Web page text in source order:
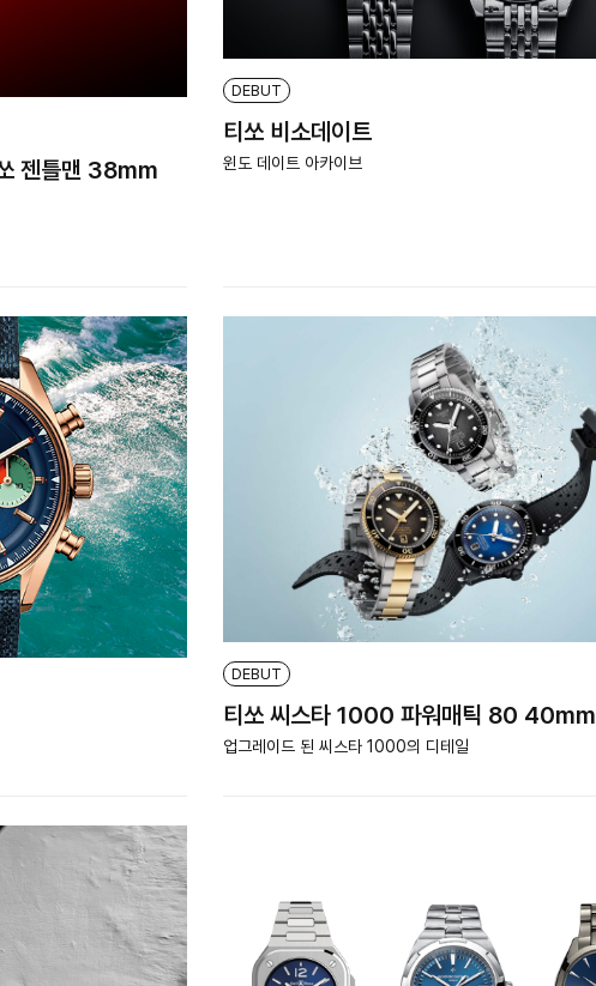
젠틀맨 38mm
DEBUT
티쏘 비소데이트
윈도 데이트 아카이브
DEBUT
티쏘 씨스타 1000 파워매틱 80 40mm
업그레이드 된 씨스타 1000의 디테일